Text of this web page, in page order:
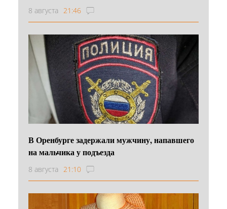
8 августа 21:46
В Оренбурге задержали мужчину, напавшего
на мальчика у подъезда
8 августа 21:10